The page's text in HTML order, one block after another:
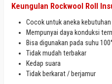
Keungulan Rockwool Roll
Cocok untuk aneka
Mempunyai daya konduksi
Bisa digunakan pada suhu
Tidak mudah terbakar
Kedap suara
Tidak berkarat / berjamur